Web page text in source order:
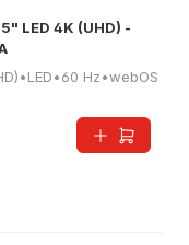
LED 4K (UHD) -
•LED•60 Hz•webOS